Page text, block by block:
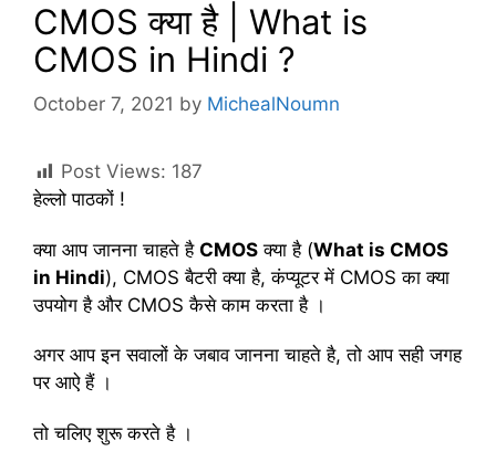
CMOS क्या है | What is
CMOS in Hindi ?
October 7, 2021 by MichealNoumn
Post Views: 187
हेल्लो पाठकों !
क्या आप जानना चाहते है CMOS क्या है (What is CMOS
in Hindi), CMOS बैटरी क्या है, कंप्यूटर में CMOS का क्या
उपयोग है और CMOS कैसे काम करता है ।
अगर आप इन सवालों के जबाव जानना चाहते है, तो आप सही जगह
पर आऐ हैं ।
तो चलिए शुरू करते है ।